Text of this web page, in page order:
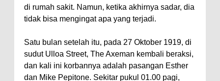
di rumah sakit. Namun, ketika akhirnya sadar, dia
tidak bisa mengingat apa yang terjadi.
Satu bulan setelah itu, pada 27 Oktober 1919, di
sudut Ulloa Street, The Axeman kembali beraksi,
dan kali ini korbannya adalah pasangan Esther
dan Mike Pepitone. Sekitar pukul 01.00 pagi,